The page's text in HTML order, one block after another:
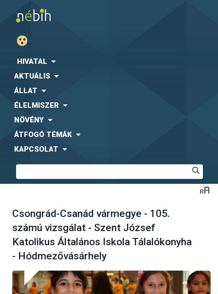
HIVATAL
AKTUÁLIS
ÁLLAT
ÉLELMISZER
NÖVÉNY
ÁTFOGÓ TÉMÁK
KAPCSOLAT
Csongrád-Csanád vármegye - 105.
számú vizsgálat - Szent József
Katolikus Általános Iskola Tálalókonyha
- Hódmezővásárhely